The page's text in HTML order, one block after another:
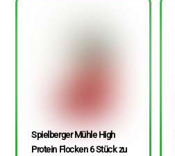
Spielberger Mühle High
Protein Flocken 6 Stück zu